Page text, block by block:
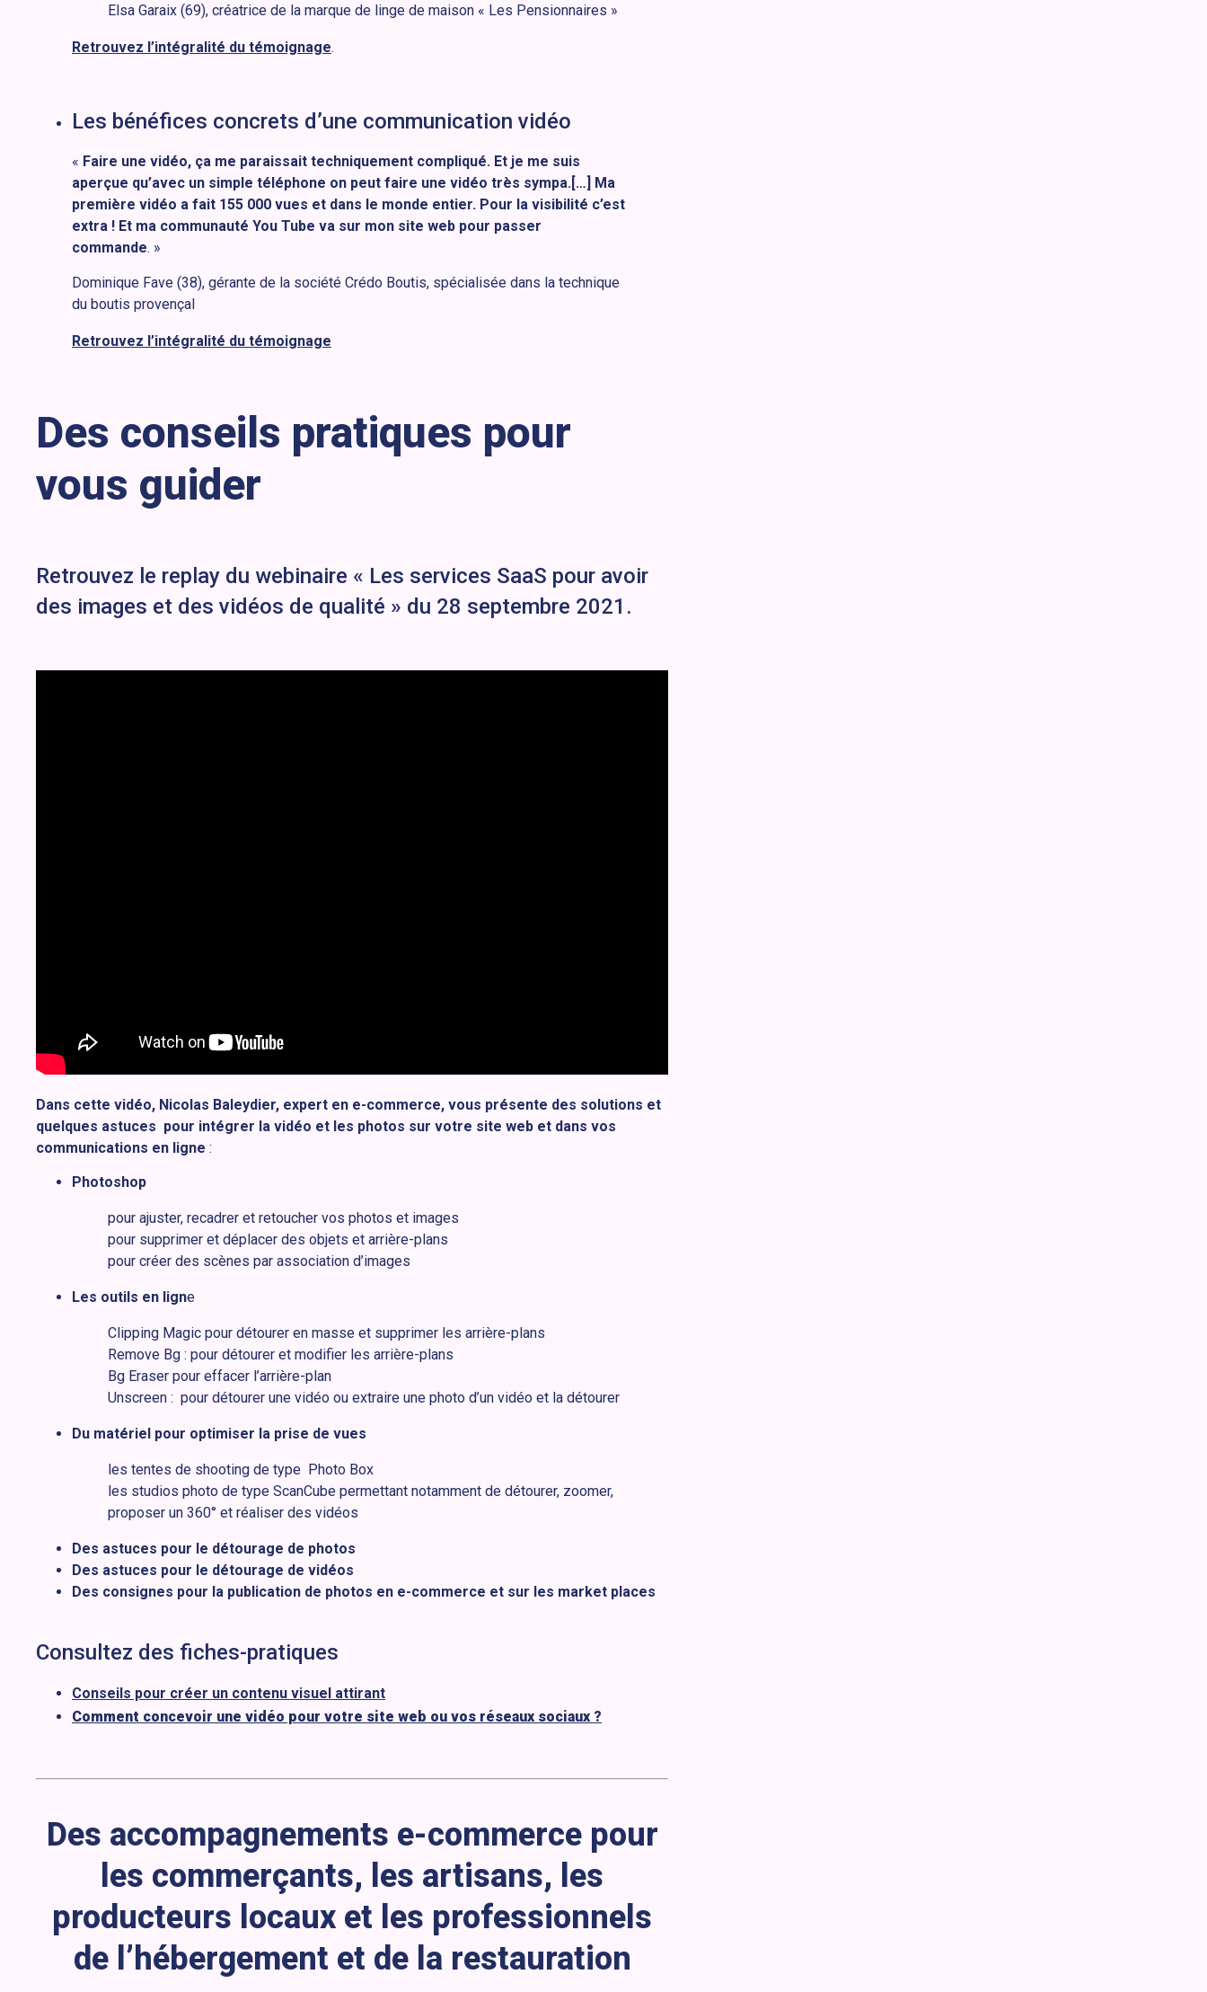
Elsa Garaix (69), créatrice de la marque de linge de maison « Les Pensionnaires »
Retrouvez l’intégralité du témoignage.
Les bénéfices concrets d’une communication vidéo
« Faire une vidéo, ça me paraissait techniquement compliqué. Et je me suis
aperçue qu’avec un simple téléphone on peut faire une vidéo très sympa.[…] Ma
première vidéo a fait 155 000 vues et dans le monde entier. Pour la visibilité c’est
extra ! Et ma communauté You Tube va sur mon site web pour passer
commande. »
Dominique Fave (38), gérante de la société Crédo Boutis, spécialisée dans la technique
du boutis provençal
Retrouvez l’intégralité du témoignage
Des conseils pratiques pour
vous guider
Retrouvez le replay du webinaire « Les services SaaS pour avoir
des images et des vidéos de qualité » du 28 septembre 2021.
Dans cette vidéo, Nicolas Baleydier, expert en e-commerce, vous présente des solutions et
quelques astuces pour intégrer la vidéo et les photos sur votre site web et dans vos
communications en ligne :
Photoshop
pour ajuster, recadrer et retoucher vos photos et images
pour supprimer et déplacer des objets et arrière-plans
pour créer des scènes par association d’images
Les outils en ligne
Clipping Magic pour détourer en masse et supprimer les arrière-plans
Remove Bg : pour détourer et modifier les arrière-plans
Bg Eraser pour effacer l’arrière-plan
Unscreen : pour détourer une vidéo ou extraire une photo d’un vidéo et la détourer
Du matériel pour optimiser la prise de vues
les tentes de shooting de type Photo Box
les studios photo de type ScanCube permettant notamment de détourer, zoomer,
proposer un 360° et réaliser des vidéos
Des astuces pour le détourage de photos
Des astuces pour le détourage de vidéos
Des consignes pour la publication de photos en e-commerce et sur les market places
Consultez des fiches-pratiques
Conseils pour créer un contenu visuel attirant
Comment concevoir une vidéo pour votre site web ou vos réseaux sociaux ?
Des accompagnements e-commerce pour
les commerçants, les artisans, les
producteurs locaux et les professionnels
de l’hébergement et de la restauration